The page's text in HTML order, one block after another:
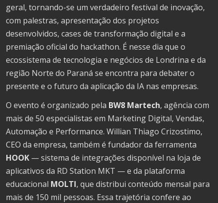
geral, tornando-se um verdadeiro festival de inovação,
com palestras, apresentação dos projetos
desenvolvidos, cases de transformação digital e a
premiação oficial do hackathon. É nesse dia que o
ecossistema de tecnologia e negócios de Londrina e da
região Norte do Paraná se encontra para debater o
presente e o futuro da aplicação da IA nas empresas.
O evento é organizado pela BW8 Martech, agência com
mais de 50 especialistas em Marketing Digital, Vendas,
Automação e Performance. Willian Thiago Crizostimo,
CEO da empresa, também é fundador da ferramenta
HOOK — sistema de integrações disponível na loja de
aplicativos da RD Station MKT — e da plataforma
educacional MOLTI, que distribui conteúdo mensal para
mais de 150 mil pessoas. Essa trajetória confere ao